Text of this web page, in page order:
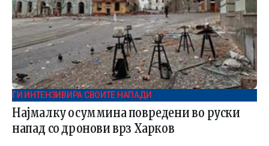
ГИ ИНТЕНЗИВИРА СВОИТЕ НАПАДИ
Најмалку осуммина повредени во руски
напад со дронови врз Харков